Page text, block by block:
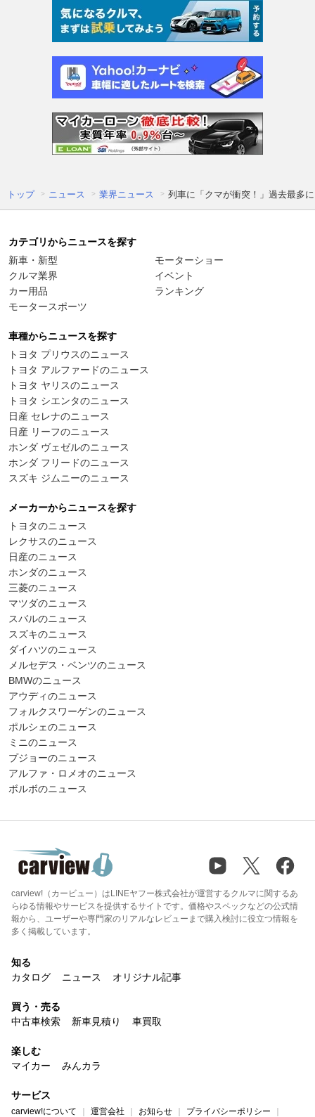
トップ ニュース 業界ニュース 列車に「クマが衝突！」過去最多
カテゴリからニュースを探す
新車・新型
クルマ業界
カー用品
モータースポーツ
モーターショー
イベント
ランキング
車種からニュースを探す
トヨタ プリウスのニュース
トヨタ アルファードのニュース
トヨタ ヤリスのニュース
トヨタ シエンタのニュース
日産 セレナのニュース
日産 リーフのニュース
ホンダ ヴェゼルのニュース
ホンダ フリードのニュース
スズキ ジムニーのニュース
メーカーからニュースを探す
トヨタのニュース
レクサスのニュース
日産のニュース
ホンダのニュース
三菱のニュース
マツダのニュース
スバルのニュース
スズキのニュース
ダイハツのニュース
メルセデス・ベンツのニュース
BMWのニュース
アウディのニュース
フォルクスワーゲンのニュース
ポルシェのニュース
ミニのニュース
プジョーのニュース
アルファ・ロメオのニュース
ボルボのニュース
carview!（カービュー）はLINEヤフー株式会社が運営するクルマに関するあ
らゆる情報やサービスを提供するサイトです。価格やスペックなどの公式情
報から、ユーザーや専門家のリアルなレビューまで購入検討に役立つ情報を
多く掲載しています。
知る
カタログ
ニュース オリジナル記事
買う・売る
中古車検索
新車見積り 車買取
楽しむ
マイカー
みんカラ
サービス
carview!について 運営会社 お知らせ プライバシーポリシー